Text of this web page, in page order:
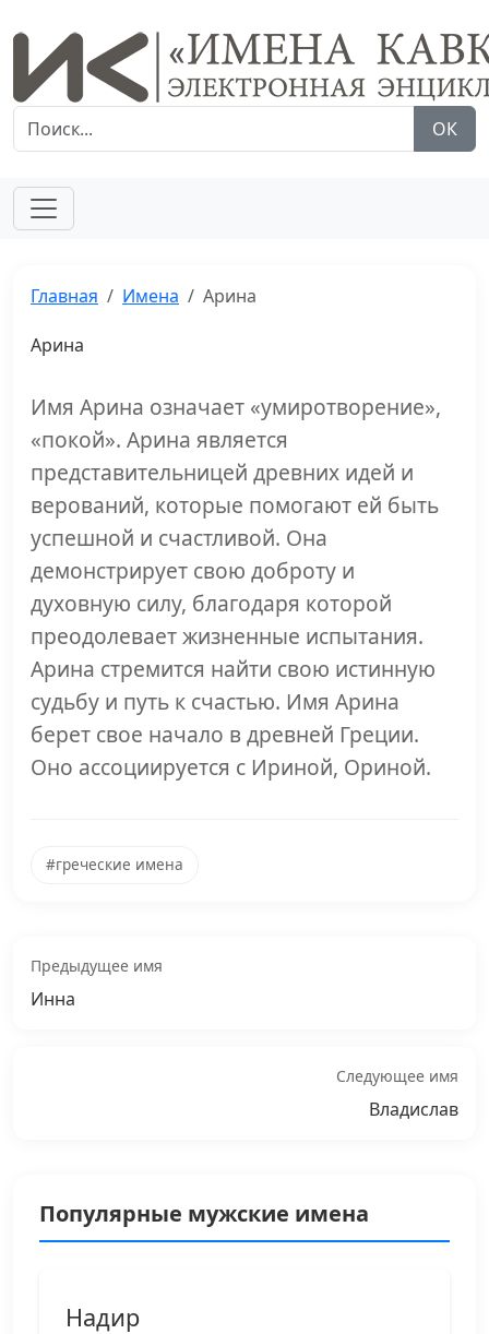
ОК
Главная Имена Арина
Арина
Имя Арина означает «умиротворение»,
«покой». Арина является
представительницей древних идей и
верований, которые помогают ей быть
успешной и счастливой. Она
демонстрирует свою доброту и
духовную силу, благодаря которой
преодолевает жизненные испытания.
Арина стремится найти свою истинную
судьбу и путь к счастью. Имя Арина
берет свое начало в древней Греции.
Оно ассоциируется с Ириной, Ориной.
#греческие имена
Предыдущее имя
Инна
Следующее имя
Владислав
Популярные мужские имена
Надир